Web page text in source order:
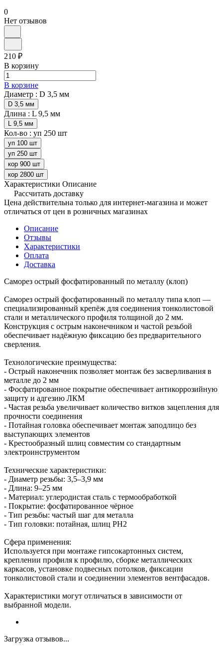
0
Нет отзывов
210 ₽
В корзину
В корзине
Диаметр : D 3,5 мм
D 3,5 мм
Длина : L 9,5 мм
L 9,5 мм
Кол-во : уп 250 шт
уп 100 шт
уп 250 шт
кор 900 шт
кор 2800 шт
Характеристики Описание
Рассчитать доставку
Цена действительна только для интернет-магазина и может
отличаться от цен в розничных магазинах
Описание
Отзывы
Характеристики
Оплата
Доставка
Саморез острый фосфатированный по металлу (клоп)
Саморез острый фосфатированный по металлу типа клоп —
специализированный крепёж для соединения тонколистовой
стали и металлического профиля толщиной до 2 мм.
Конструкция с острым наконечником и частой резьбой
обеспечивает надёжную фиксацию без предварительного
сверления.
Технологические преимущества:
- Острый наконечник позволяет монтаж без засверливания в
металле до 2 мм
- Фосфатированное покрытие обеспечивает антикоррозийную
защиту и адгезию ЛКМ
- Частая резьба увеличивает количество витков зацепления для
прочности соединения
- Потайная головка обеспечивает монтаж заподлицо без
выступающих элементов
- Крестообразный шлиц совместим со стандартным
электроинструментом
Технические характеристики:
- Диаметр резьбы: 3,5–3,9 мм
- Длина: 9–25 мм
- Материал: углеродистая сталь с термообработкой
- Покрытие: фосфатированное чёрное
- Тип резьбы: частый шаг для металла
- Тип головки: потайная, шлиц PH2
Сфера применения:
Используется при монтаже гипсокартонных систем,
креплении профиля к профилю, сборке металлических
каркасов, установке подвесных потолков, фиксации
тонколистовой стали и соединении элементов вентфасадов.
Характеристики могут отличаться в зависимости от
выбранной модели.
Загрузка отзывов...